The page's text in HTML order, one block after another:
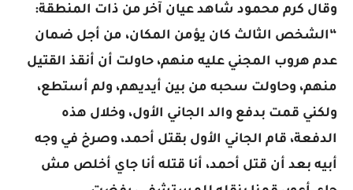
وقال كرم محمود شاهد عيان آخر من ذات المنطقة:
“الشخص الثالث كان يؤمن المكان، من أجل ضمان
عدم هروب المجني عليه منهم، حاولت أن أنقذ القتيل
منهم، وحاولت سحبه من بين أيديهم، ولم أستطع،
ولكني قمت بدفع والد الجاني الأول، وخلال هذه
الدفعة، قام الجاني الأول بقتل أحمد، وصرخ في وجه
أبيه بعد أن قتل أحمد، أنا قتله أنا جاي أخلص مش